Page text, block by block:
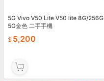
5G Vivo V50 Lite V50 lite 8G/256G
5G金色 二手手機
5,200